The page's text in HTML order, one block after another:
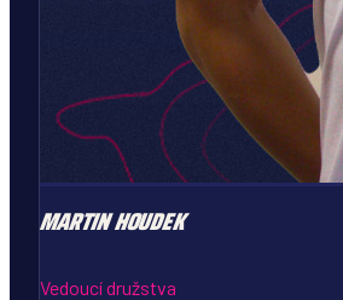
MARTINHOUDEK
Vedoucí družstva